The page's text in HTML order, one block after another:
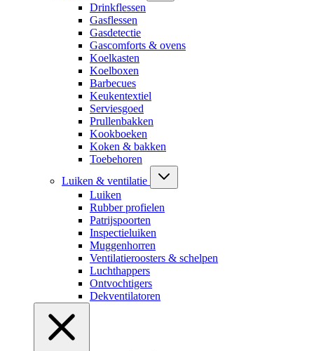
Drinkflessen
Gasflessen
Gasdetectie
Gascomforts & ovens
Koelkasten
Koelboxen
Barbecues
Keukentextiel
Serviesgoed
Prullenbakken
Kookboeken
Koken & bakken
Toebehoren
Luiken & ventilatie
Luiken
Rubber profielen
Patrijspoorten
Inspectieluiken
Muggenhorren
Ventilatieroosters & schelpen
Luchthappers
Ontvochtigers
Dekventilatoren